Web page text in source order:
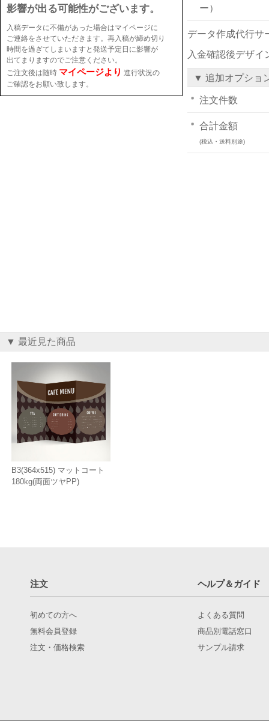
影響が出る可能性がございます。
入稿データに不備があった場合はマイページに
ご連絡をさせていただきます。再入稿が締め切り
時間を過ぎてしまいますと発送予定日に影響が
出てまりますのでご注意ください。
ご注文後は随時 マイページより 進行状況の
ご確認をお願い致します。
ー）
データ作成代行サ
入金確認後デザイ
▼ 追加オプショ
注文件数
合計金額
(税込・送料別途)
▼ 最近見た商品
B3(364x515) マットコート
180kg(両面ツヤPP)
注文 ヘルプ＆ガイド
初めての方へ
無料会員登録
注文・価格検索
よくある質問
商品別電話窓口
サンプル請求